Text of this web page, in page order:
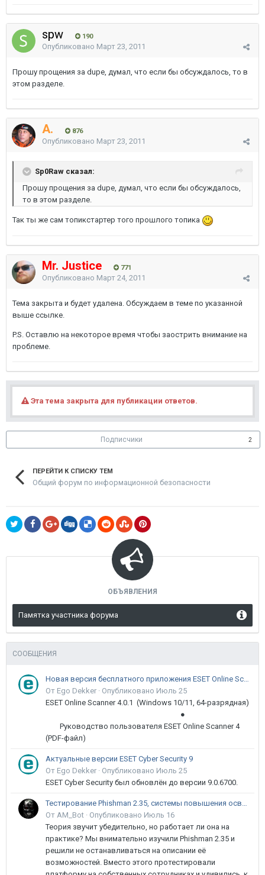
spw 190
Опубликовано Март 23, 2011
Прошу прощения за dupe, думал, что если бы обсуждалось, то в
этом разделе.
A. 876
Опубликовано Март 23, 2011
Sp0Raw сказал:
Прошу прощения за dupe, думал, что если бы обсуждалось,
то в этом разделе.
Так ты же сам топикстартер того прошлого топика
Mr. Justice 771
Опубликовано Март 24, 2011
Тема закрыта и будет удалена. Обсуждаем в теме по указанной
выше ссылке.
P.S. Оставлю на некоторое время чтобы заострить внимание на
проблеме.
Эта тема закрыта для публикации ответов.
Подписчики 2
ПЕРЕЙТИ К СПИСКУ ТЕМ
Общий форум по информационной безопасности
ОБЪЯВЛЕНИЯ
Памятка участника форума
СООБЩЕНИЯ
Новая версия бесплатного приложения ESET Online Scanner доступна пользователям
От Ego Dekker · Опубликовано Июль 25
ESET Online Scanner 4.0.1 (Windows 10/11, 64-разрядная)
●
Руководство пользователя ESET Online Scanner 4
(PDF-файл)
Актуальные версии ESET Cyber Security 9
От Ego Dekker · Опубликовано Июль 25
ESET Cyber Security был обновлён до версии 9.0.6700.
Тестирование Phishman 2.35, системы повышения осведомлённости пользователей в сфере ИБ
От AM_Bot · Опубликовано Июль 16
Теория звучит убедительно, но работает ли она на
практике? Мы внимательно изучили Phishman 2.35 и
решили не останавливаться на описании её
возможностей. Вместо этого протестировали